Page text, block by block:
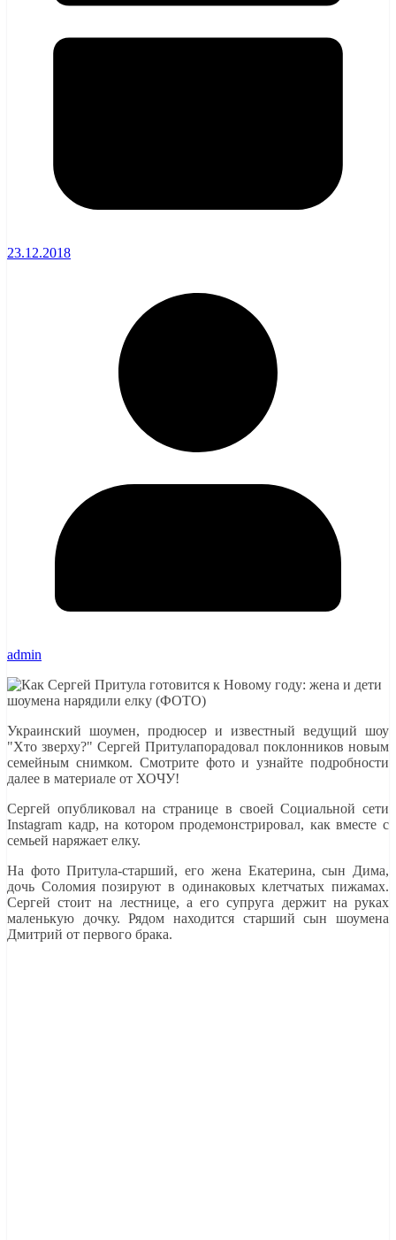
23.12.2018
admin
Украинский шоумен, продюсер и известный ведущий шоу
"Хто зверху?" Сергей Притулапорадовал поклонников новым
семейным снимком. Смотрите фото и узнайте подробности
далее в материале от ХОЧУ!
Сергей опубликовал на странице в своей Социальной сети
Instagram кадр, на котором продемонстрировал, как вместе с
семьей наряжает елку.
На фото Притула-старший, его жена Екатерина, сын Дима,
дочь Соломия позируют в одинаковых клетчатых пижамах.
Сергей стоит на лестнице, а его супруга держит на руках
маленькую дочку. Рядом находится старший сын шоумена
Дмитрий от первого брака.